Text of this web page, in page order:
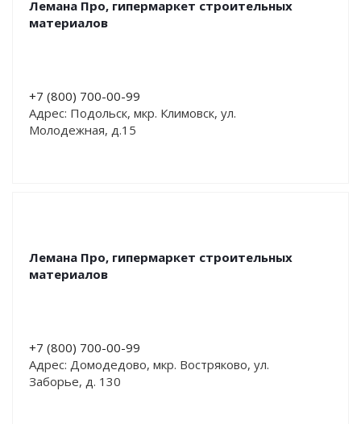
Лемана Про, гипермаркет строительных
материалов
+7 (800) 700-00-99
Адрес: Подольск, мкр. Климовск, ул.
Молодежная, д.15
Лемана Про, гипермаркет строительных
материалов
+7 (800) 700-00-99
Адрес: Домодедово, мкр. Востряково, ул.
Заборье, д. 130